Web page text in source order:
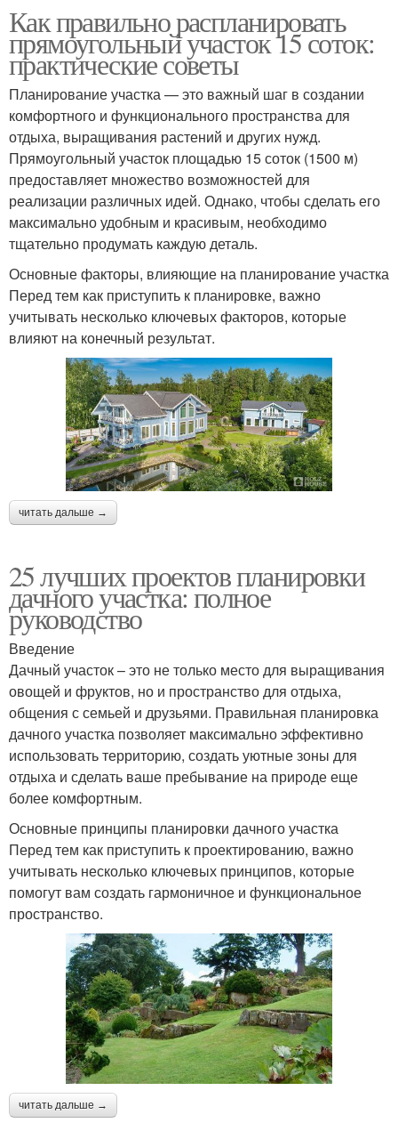
Как правильно распланировать
прямоугольный участок 15 соток:
практические советы
Планирование участка — это важный шаг в создании
комфортного и функционального пространства для
отдыха, выращивания растений и других нужд.
Прямоугольный участок площадью 15 соток (1500 м)
предоставляет множество возможностей для
реализации различных идей. Однако, чтобы сделать его
максимально удобным и красивым, необходимо
тщательно продумать каждую деталь.
Основные факторы, влияющие на планирование участка
Перед тем как приступить к планировке, важно
учитывать несколько ключевых факторов, которые
влияют на конечный результат.
читать дальше →
25 лучших проектов планировки
дачного участка: полное
руководство
Введение
Дачный участок – это не только место для выращивания
овощей и фруктов, но и пространство для отдыха,
общения с семьей и друзьями. Правильная планировка
дачного участка позволяет максимально эффективно
использовать территорию, создать уютные зоны для
отдыха и сделать ваше пребывание на природе еще
более комфортным.
Основные принципы планировки дачного участка
Перед тем как приступить к проектированию, важно
учитывать несколько ключевых принципов, которые
помогут вам создать гармоничное и функциональное
пространство.
читать дальше →